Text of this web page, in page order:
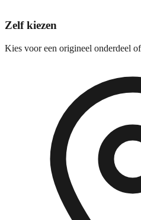
Zelf kiezen
Kies voor een origineel onderdeel